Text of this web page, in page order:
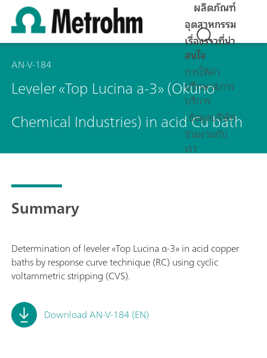
ผลิตภัณฑ์
อุตสาหกรรม
เรื่องราวที่น่า
สนใจ
การให้คำ
ปรึกษา&การ
บริการ
ข้อมูลบริษัท
ร่วมงานกับ
เรา
AN-V-184
Leveler «Top Lucina a-3» (Okuno
Chemical Industries) in acid Cu bath
Summary
Determination of leveler «Top Lucina α-3» in acid copper
baths by response curve technique (RC) using cyclic
voltammetric stripping (CVS).
Download AN-V-184 (EN)